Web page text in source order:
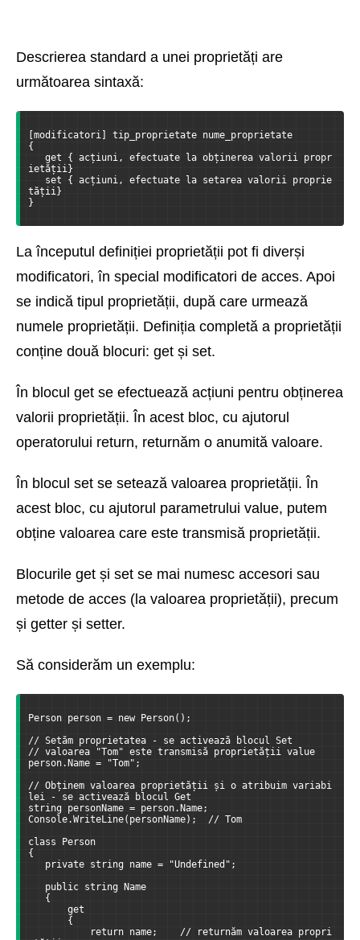
Descrierea standard a unei proprietăți are
următoarea sintaxă:
[modificatori] tip_proprietate nume_proprietate
{
get { acțiuni, efectuate la obținerea valorii propr
ietății}
set { acțiuni, efectuate la setarea valorii proprie
tății}
}
La începutul definiției proprietății pot fi diverși
modificatori, în special modificatori de acces. Apoi
se indică tipul proprietății, după care urmează
numele proprietății. Definiția completă a proprietății
conține două blocuri: get și set.
În blocul get se efectuează acțiuni pentru obținerea
valorii proprietății. În acest bloc, cu ajutorul
operatorului return, returnăm o anumită valoare.
În blocul set se setează valoarea proprietății. În
acest bloc, cu ajutorul parametrului value, putem
obține valoarea care este transmisă proprietății.
Blocurile get și set se mai numesc accesori sau
metode de acces (la valoarea proprietății), precum
și getter și setter.
Să considerăm un exemplu:
Person person = new Person();
// Setăm proprietatea - se activează blocul Set
// valoarea "Tom" este transmisă proprietății value
person.Name = "Tom";
// Obținem valoarea proprietății și o atribuim variabi
lei - se activează blocul Get
string personName = person.Name;
Console.WriteLine(personName);  // Tom
class Person
{
private string name = "Undefined";
public string Name
{
get
{
return name;    // returnăm valoarea propri